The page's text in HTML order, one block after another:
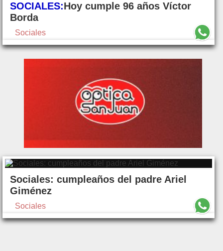
SOCIALES:Hoy cumple 96 años Víctor
Borda
Sociales
Sociales: cumpleaños del padre Ariel
Giménez
Sociales